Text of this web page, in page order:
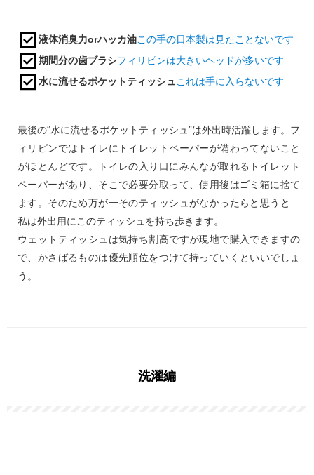
液体消臭力orハッカ油この手の日本製は見たことないです
期間分の歯ブラシフィリピンは大きいヘッドが多いです
水に流せるポケットティッシュ これは手に入らないです
最後の“水に流せるポケットティッシュ”は外出時活躍します。フ
ィリピンではトイレにトイレットペーパーが備わってないこと
がほとんどです。トイレの入り口にみんなが取れるトイレット
ペーパーがあり、そこで必要分取って、使用後はゴミ箱に捨て
ます。そのため万が一そのティッシュがなかったらと思うと…
私は外出用にこのティッシュを持ち歩きます。
ウェットティッシュは気持ち割高ですが現地で購入できますの
で、かさばるものは優先順位をつけて持っていくといいでしょ
う。
洗濯編